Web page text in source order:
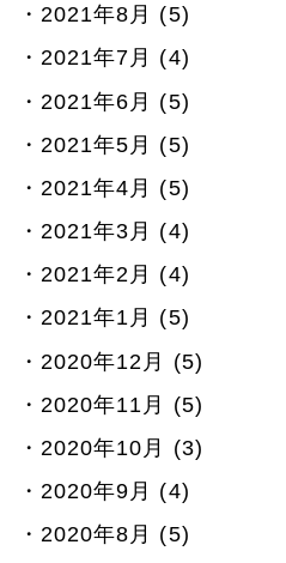
2021年8月 (5)
2021年7月 (4)
2021年6月 (5)
2021年5月 (5)
2021年4月 (5)
2021年3月 (4)
2021年2月 (4)
2021年1月 (5)
2020年12月 (5)
2020年11月 (5)
2020年10月 (3)
2020年9月 (4)
2020年8月 (5)